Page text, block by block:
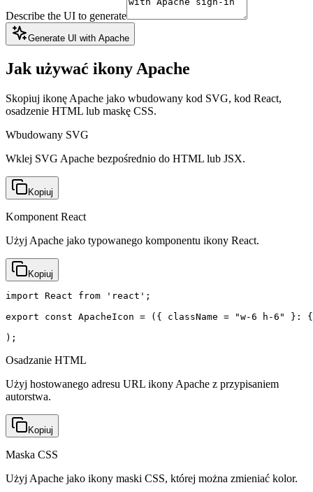
Describe the UI to generate
Generate UI with Apache
Jak używać ikony Apache
Skopiuj ikonę Apache jako wbudowany kod SVG, kod React,
osadzenie HTML lub maskę CSS.
Wbudowany SVG
Wklej SVG Apache bezpośrednio do HTML lub JSX.
Kopiuj
Komponent React
Użyj Apache jako typowanego komponentu ikony React.
Kopiuj
import React from 'react';
export const ApacheIcon = ({ className = "w-6 h-6"
);
Osadzanie HTML
Użyj hostowanego adresu URL ikony Apache z przypisaniem
autorstwa.
Kopiuj
Maska CSS
Użyj Apache jako ikony maski CSS, której można zmieniać kolor.